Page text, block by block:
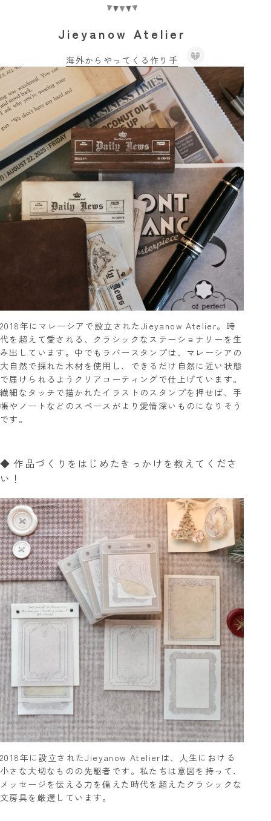
Jieyanow Atelier
海外からやってくる作り手
2018年にマレーシアで設立されたJieyanow Atelier。時
代を超えて愛される、クラシックなステーショナリーを生
み出しています。中でもラバースタンプは、マレーシアの
大自然で採れた木材を使用し、できるだけ自然に近い状態
で届けられるようクリアコーティングで仕上げています。
繊細なタッチで描かれたイラストのスタンプを押せば、手
帳やノートなどのスペースがより愛情深いものになりそう
です。
◆ 作品づくりをはじめたきっかけを教えてくださ
い！
2018年に設立されたJieyanow Atelierは、人生における
小さな大切なものの先駆者です。私たちは意図を持って、
メッセージを伝える力を備えた時代を超えたクラシックな
文房具を厳選しています。